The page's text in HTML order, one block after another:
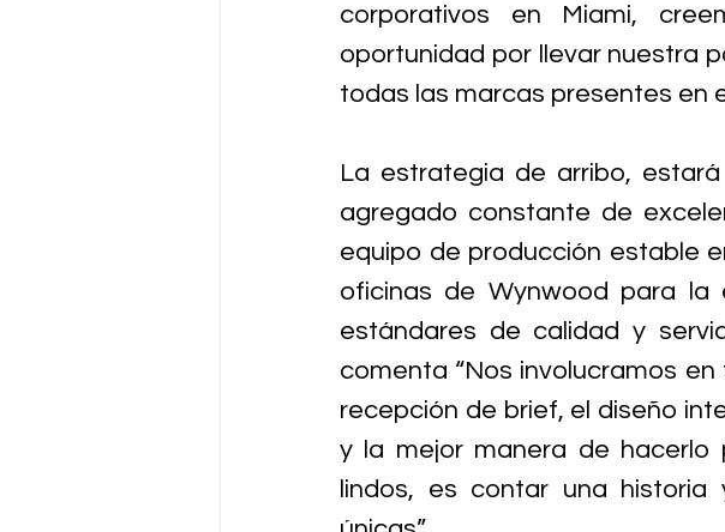
corporativos en Miami,
oportunidad por llevar nuestra
todas las marcas presentes en
La estrategia de arribo,
agregado constante de
equipo de producción estable
oficinas de Wynwood para
estándares de calidad y
comenta “Nos involucramos
recepción de brief, el diseño
y la mejor manera de hacerlo
lindos, es contar una